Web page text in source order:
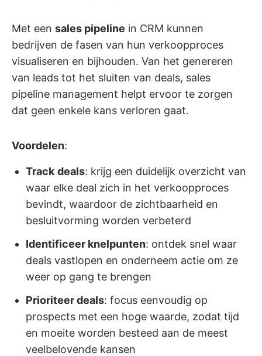
Met een sales pipeline in CRM kunnen
bedrijven de fasen van hun verkoopproces
visualiseren en bijhouden. Van het genereren
van leads tot het sluiten van deals, sales
pipeline management helpt ervoor te zorgen
dat geen enkele kans verloren gaat.
Voordelen:
Track deals: krijg een duidelijk overzicht van
waar elke deal zich in het verkoopproces
bevindt, waardoor de zichtbaarheid en
besluitvorming worden verbeterd
Identificeer knelpunten: ontdek snel waar
deals vastlopen en onderneem actie om ze
weer op gang te brengen
Prioriteer deals: focus eenvoudig op
prospects met een hoge waarde, zodat tijd
en moeite worden besteed aan de meest
veelbelovende kansen